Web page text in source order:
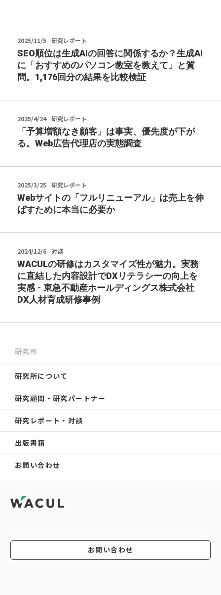
2025/11/5 研究レポート
SEO順位は生成AIの回答に関係するか？生成AI
に「おすすめのパソコン教室を教えて」と質
問。1,176回分の結果を比較検証
2025/4/24 研究レポート
「予算増額なき顧客」は事実、優先度が下が
る。Web広告代理店の実態調査
2025/3/25 研究レポート
Webサイトの「フルリニューアル」は売上を伸
ばすために本当に必要か
2024/12/6 対談
WACULの研修はカスタマイズ性が魅力。実務
に直結した内容設計でDXリテラシーの向上を
実感 - 東急不動産ホールディングス株式会社
DX人材育成研修事例
研究所
研究所について
研究顧問・研究パートナー
研究レポート・対談
出版書籍
お問い合わせ
お問い合わせ